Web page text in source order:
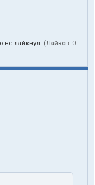
не лайкнул. (Лайков: 0 ·